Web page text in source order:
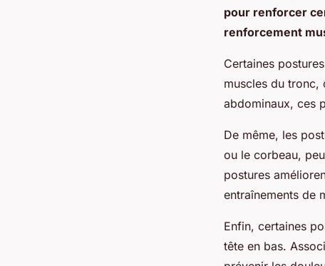
pour renforcer
renforcement
Certaines
muscles du tronc,
abdominaux, ces
De même, les
ou le corbeau,
postures
entraînements de
Enfin, certaines
tête en bas.